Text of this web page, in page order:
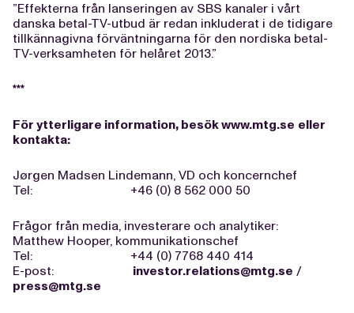
”Effekterna från lanseringen av SBS kanaler i vårt
danska betal-TV-utbud är redan inkluderat i de tidigare
tillkännagivna förväntningarna för den nordiska betal-
TV-verksamheten för helåret 2013.”
***
För ytterligare information, besökwww.mtg.se eller
kontakta:
Jørgen Madsen Lindemann, VD och koncernchef
Tel: +46 (0) 8 562 000 50
Frågor från media, investerare och analytiker:
Matthew Hooper, kommunikationschef
Tel: +44 (0) 7768 440 414
E-post: investor.relations@mtg.se /
press@mtg.se